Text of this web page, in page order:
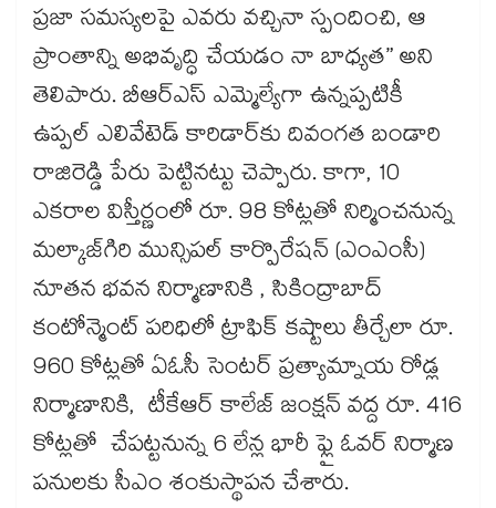
ప్రజా సమస్యలపై ఎవరు వచ్చినా స్పందించి, ఆ
ప్రాంతాన్ని అభివృద్ధి చేయడం నా బాధ్యత” అని
తెలిపారు. బీఆర్ఎస్ ఎమ్మెల్యేగా ఉన్నప్పటికీ
ఉప్పల్ ఎలివేటెడ్ కారిడార్‌‌కు దివంగత బండారి
రాజిరెడ్డి పేరు పెట్టినట్టు చెప్పారు. కాగా, 10
ఎకరాల విస్తీర్ణంలో రూ. 98 కోట్లతో నిర్మించనున్న
మల్కాజ్‌‌గిరి మున్సిపల్‌‌ కార్పొరేషన్ (ఎంఎంసీ)
నూతన భవన నిర్మాణానికి , సికింద్రాబాద్
కంటోన్మెంట్‌‌ పరిధిలో ట్రాఫిక్ కష్టాలు తీర్చేలా రూ.
960 కోట్లతో ఏఓసీ సెంటర్ ప్రత్యామ్నాయ రోడ్ల
నిర్మాణానికి, టీకేఆర్ కాలేజ్ జంక్షన్ వద్ద రూ. 416
కోట్లతో చేపట్టనున్న 6 లేన్ల భారీ ఫ్లై ఓవర్ నిర్మాణ
పనులకు సీఎం శంకుస్థాపన చేశారు.